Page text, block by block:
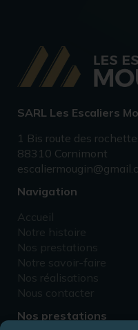
SARL Les Escaliers
1 Bis route des
88310 Cornimont
Navigation
Accueil
Notre histoire
Nos prestations
Notre savoir-faire
Nos réalisations
Nous contacter
Nos prestations